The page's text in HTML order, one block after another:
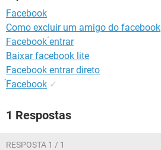
GUIA DE COMPRAS
Facebook
Como excluir um amigo do facebook
Facebook ́entrar
Baixar facebook lite
Facebook entrar direto
́Facebook ✓
1 Respostas
RESPOSTA 1 / 1